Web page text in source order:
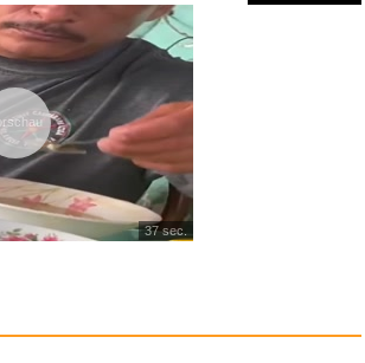
Harry Potter Tote Bag
mi...
37 sec.